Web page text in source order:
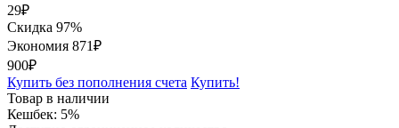
29₽
Скидка 97%
Экономия 871₽
900₽
Купить без пополнения счета Купить!
Товар в наличии
Кешбек: 5%